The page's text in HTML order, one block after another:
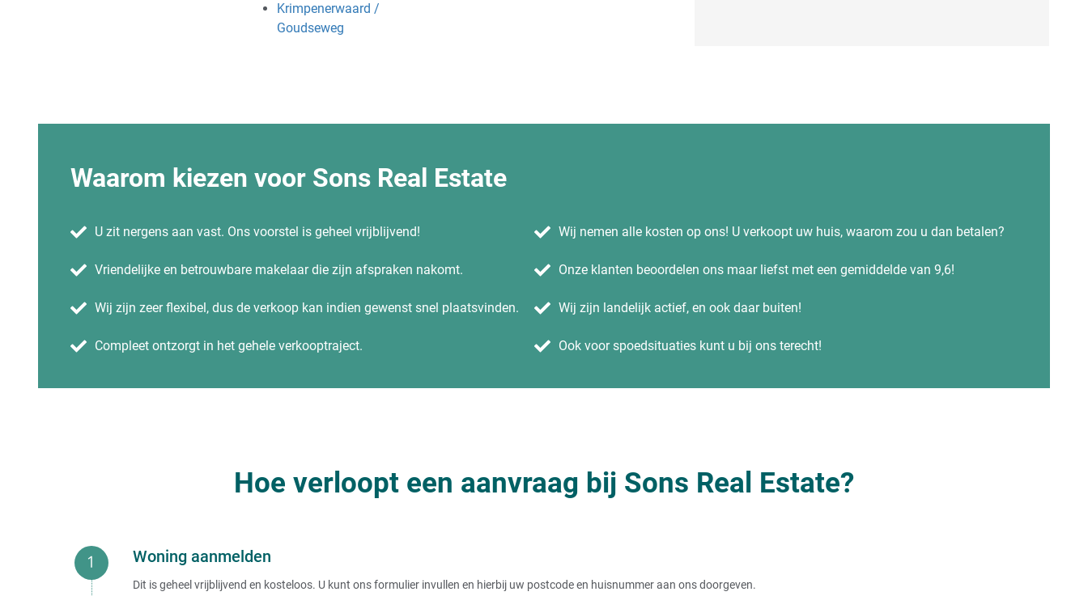
Krimpenerwaard /
Goudseweg
Waarom kiezen voor Sons Real Estate
U zit nergens aan vast. Ons voorstel is geheel vrijblijvend!
Vriendelijke en betrouwbare makelaar die zijn afspraken nakomt.
Wij zijn zeer flexibel, dus de verkoop kan indien gewenst snel plaatsvinden.
Compleet ontzorgt in het gehele verkooptraject.
Wij nemen alle kosten op ons! U verkoopt uw huis, waarom zou u dan betalen?
Onze klanten beoordelen ons maar liefst met een gemiddelde van 9,6!
Wij zijn landelijk actief, en ook daar buiten!
Ook voor spoedsituaties kunt u bij ons terecht!
Hoe verloopt een aanvraag bij Sons Real Estate?
Woning aanmelden
Dit is geheel vrijblijvend en kosteloos. U kunt ons formulier invullen en hierbij uw postcode en huisnummer aan ons doorgeven.